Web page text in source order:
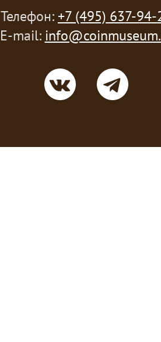
Телефон: +7 (495) 637-94-
E-mail: